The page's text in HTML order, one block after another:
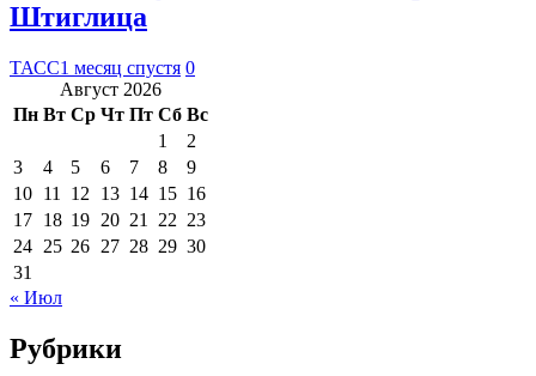
Штиглица
ТАСС1 месяц спустя 0
Август 2026
Пн Вт Ср Чт Пт Сб Вс
1
2
3
4 5 6 7 8
9
10 11 12 13 14 15 16
17 18 19 20 21 22 23
24 25 26 27 28 29 30
31
« Июл
Рубрики